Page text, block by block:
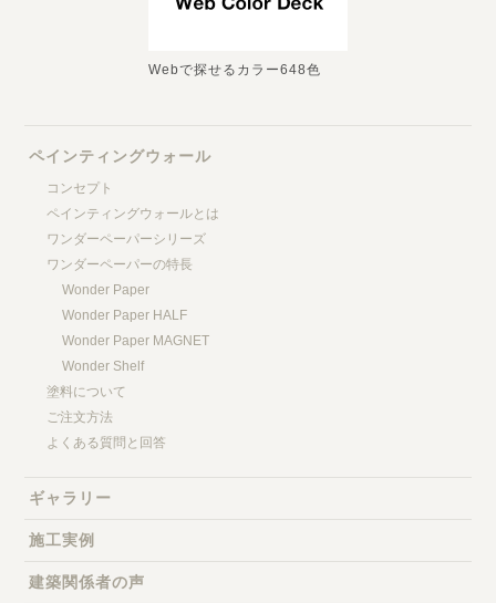
Webで探せるカラー648色
ペインティングウォール
コンセプト
ペインティングウォールとは
ワンダーペーパーシリーズ
ワンダーペーパーの特長
Wonder Paper
Wonder Paper HALF
Wonder Paper MAGNET
Wonder Shelf
塗料について
ご注文方法
よくある質問と回答
ギャラリー
施工実例
建築関係者の声